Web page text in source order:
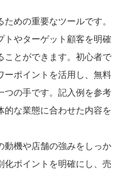
めの重要なツールです。
トやターゲット顧客を明確
ことができます。初心者で
ーポイントを活用し、無料
つの手です。記入例を参考
的な業態に合わせた内容を
動機や店舗の強みをしっか
化ポイントを明確にし、売